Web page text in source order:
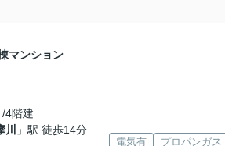
マンション
4階建
」駅 徒歩14分
電気有 プロパンガス